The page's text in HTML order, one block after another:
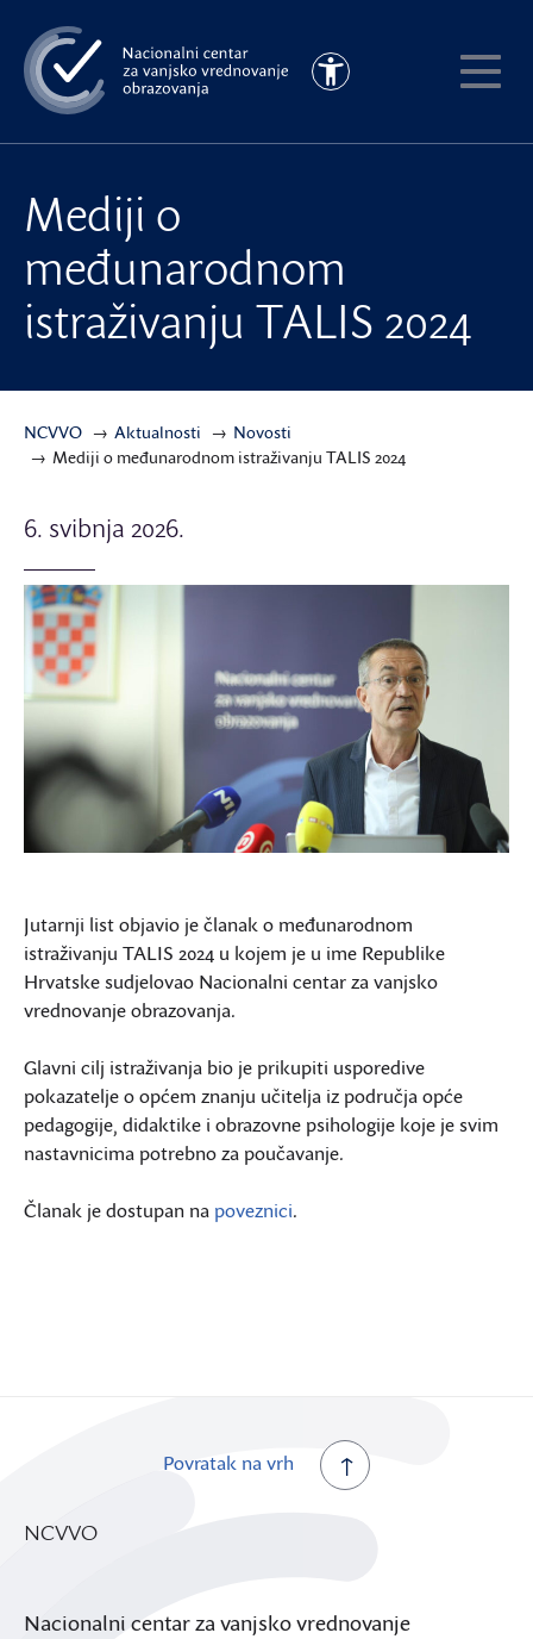
na
glavni
sadržaj
Pristupačnost
Mediji o
međunarodnom
istraživanju TALIS 2024
NCVVO Aktualnosti
Novosti
Mediji o međunarodnom istraživanju TALIS 2024
6. svibnja 2026.
Jutarnji list objavio je članak o međunarodnom
istraživanju TALIS 2024 u kojem je u ime Republike
Hrvatske sudjelovao Nacionalni centar za vanjsko
vrednovanje obrazovanja.
Glavni cilj istraživanja bio je prikupiti usporedive
pokazatelje o općem znanju učitelja iz područja opće
pedagogije, didaktike i obrazovne psihologije koje je svim
nastavnicima potrebno za poučavanje.
Članak je dostupan na poveznici.
Povratak na vrh
NCVVO
Nacionalni centar za vanjsko vrednovanje